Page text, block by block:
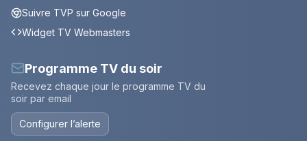
Suivre TVP sur Google
Widget TV Webmasters
Programme TV du soir
Recevez chaque jour le programme TV du
soir par email
Configurer l’alerte